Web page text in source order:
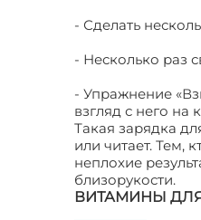
- Сделать
- Несколько раз
- Упражнение
взгляд с него на
Такая зарядка
или читает. Тем,
неплохие
близорукости.
ВИТАМИНЫ